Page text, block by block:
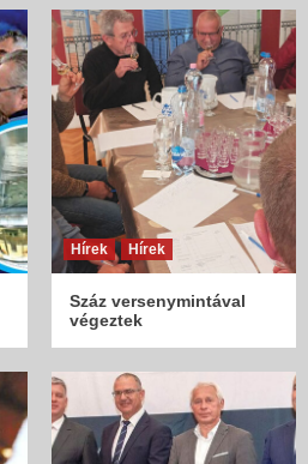
Hírek Hírek
Száz versenymintával
végeztek